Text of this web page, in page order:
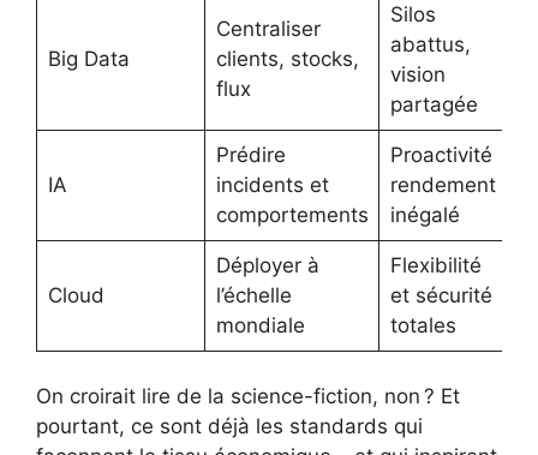
Big Data
Centraliser
clients, stocks,
flux
Silos
abattus,
vision
partagée
IA
Prédire
incidents et
comportements
Proactivité
rendement
inégalé
Cloud
Déployer à
l’échelle
mondiale
Flexibilité
et sécurité
totales
On croirait lire de la science-fiction, non ? Et
pourtant, ce sont déjà les standards qui